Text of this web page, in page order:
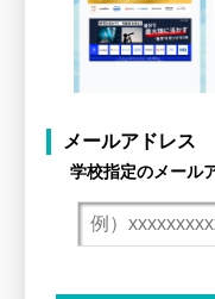
メールアドレス
学校指定のメール